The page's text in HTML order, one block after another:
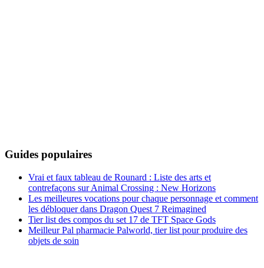
Guides populaires
Vrai et faux tableau de Rounard : Liste des arts et
contrefaçons sur Animal Crossing : New Horizons
Les meilleures vocations pour chaque personnage et comment
les débloquer dans Dragon Quest 7 Reimagined
Tier list des compos du set 17 de TFT Space Gods
Meilleur Pal pharmacie Palworld, tier list pour produire des
objets de soin